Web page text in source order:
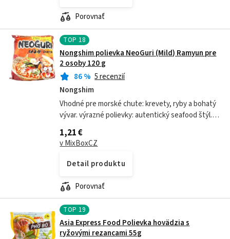
Porovnať
TOP 18
Nongshim polievka NeoGuri (Mild) Ramyun pre
2 osoby 120 g
86% 5 recenzií
Nongshim
Vhodné pre morské chute: krevety, ryby a bohatý
vývar. výrazné polievky: autentický seafood štýl.️
pikantné kombinácie: najmä Spicy verzie.
doplnenie hubami: zvýrazní umami....
1,21 €
v MixBoxCZ
Detail produktu
Porovnať
TOP 19
Asia Express Food Polievka hovädzia s
ryžovými rezancami 55g